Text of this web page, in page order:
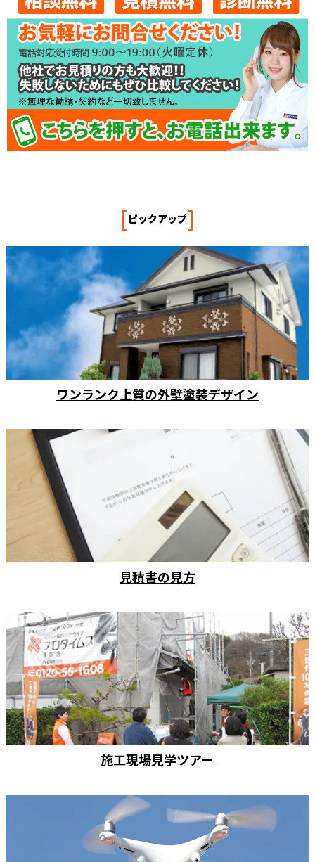
[ピックアップ]
ワンランク上質の外壁塗装デザイン
見積書の見方
施工現場見学ツアー